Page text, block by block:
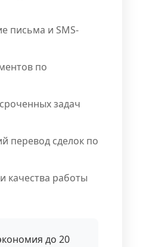
письма и SMS-
по
задач
перевод сделок по
качества работы
до 20